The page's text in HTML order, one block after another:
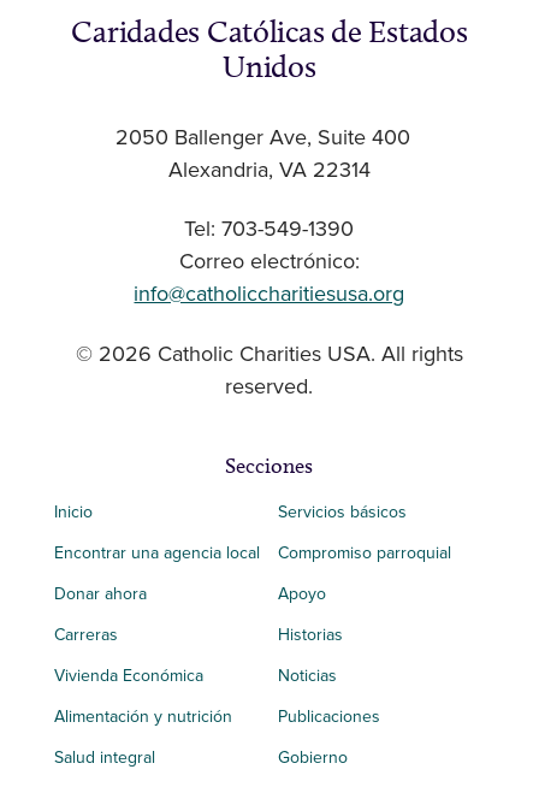
Caridades Católicas de Estados
Unidos
2050 Ballenger Ave, Suite 400
Alexandria, VA 22314
Tel: 703-549-1390
Correo electrónico:
info@catholiccharitiesusa.org
© 2026 Catholic Charities USA. All rights
reserved.
Secciones
Inicio
Encontrar una agencia local
Donar ahora
Carreras
Vivienda Económica
Alimentación y nutrición
Salud integral
Servicios básicos
Compromiso parroquial
Apoyo
Historias
Noticias
Publicaciones
Gobierno